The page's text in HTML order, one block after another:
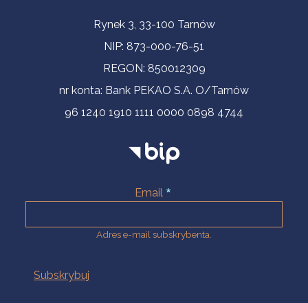
Informacje kontaktoweRynek 3, 33-100 Tarnów
NIP: 873-000-76-51
REGON: 850012309
nr konta: Bank PEKAO S.A. O/Tarnów
96 1240 1910 1111 0000 0898 4744
Email
Adres e-mail subskrybenta.